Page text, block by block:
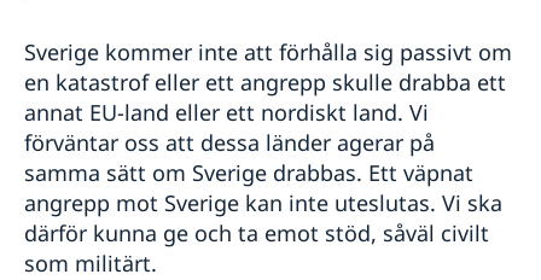
Sverige kommer inte att förhålla sig passivt om
en katastrof eller ett angrepp skulle drabba ett
annat EU-land eller ett nordiskt land. Vi
förväntar oss att dessa länder agerar på
samma sätt om Sverige drabbas. Ett väpnat
angrepp mot Sverige kan inte uteslutas. Vi ska
därför kunna ge och ta emot stöd, såväl civilt
som militärt.